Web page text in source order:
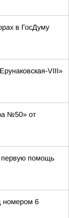
в ГосДуму
VIII»
№50» от
первую помощь
номером 6